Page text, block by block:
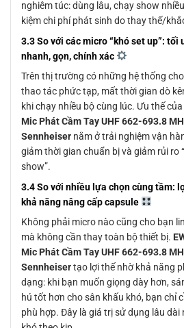
nghiêm túc: dùng lâu, chạy show
kiệm chi phí phát sinh do thay thế/
3.3 So với các micro “khó set up”: tối
nhanh, gọn, chính xác
Trên thị trường có những hệ thống
thao tác phức tạp, mất thời gian dò
khi chạy nhiều bộ cùng lúc. Ưu thế của
Mic Phát Cầm Tay UHF 662-693.8
Sennheiser nằm ở trải nghiệm vận
giảm thời gian chuẩn bị và giảm rủi ro
show”.
3.4 So với nhiều lựa chọn cùng tầm:
khả năng nâng cấp capsule
Không phải micro nào cũng cho bạn
mà không cần thay toàn bộ thiết bị.
Mic Phát Cầm Tay UHF 662-693.8
Sennheisertạo lợi thế nhờ khả năng
dạng: khi bạn muốn giọng dày hơn,
hú tốt hơn cho sân khấu khó, bạn chỉ
phù hợp. Đây là giá trị sử dụng lâu dài